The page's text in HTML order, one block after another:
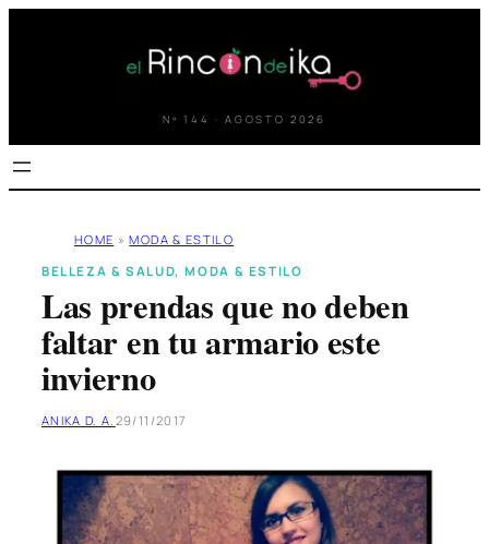
Nº 144 · AGOSTO 2026
HOME » MODA & ESTILO
BELLEZA & SALUD, MODA & ESTILO
Las prendas que no deben
faltar en tu armario este
invierno
ANIKA D. A. 29/11/2017